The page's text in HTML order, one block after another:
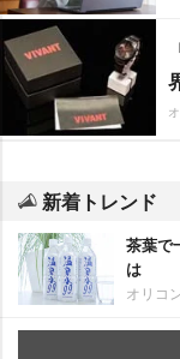
新着トレンド
茶葉で
は
オリコ